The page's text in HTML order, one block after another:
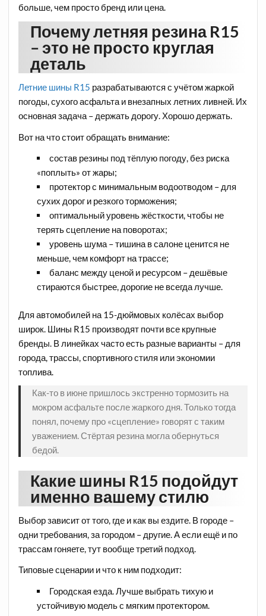
больше, чем просто бренд или цена.
Почему летняя резина R15
– это не просто круглая
деталь
Летние шины R15 разрабатываются с учётом жаркой
погоды, сухого асфальта и внезапных летних ливней. Их
основная задача – держать дорогу. Хорошо держать.
Вот на что стоит обращать внимание:
состав резины под тёплую погоду, без риска
«поплыть» от жары;
протектор с минимальным водоотводом – для
сухих дорог и резкого торможения;
оптимальный уровень жёсткости, чтобы не
терять сцепление на поворотах;
уровень шума – тишина в салоне ценится не
меньше, чем комфорт на трассе;
баланс между ценой и ресурсом – дешёвые
стираются быстрее, дорогие не всегда лучше.
Для автомобилей на 15-дюймовых колёсах выбор
широк. Шины R15 производят почти все крупные
бренды. В линейках часто есть разные варианты – для
города, трассы, спортивного стиля или экономии
топлива.
Как-то в июне пришлось экстренно тормозить на
мокром асфальте после жаркого дня. Только тогда
понял, почему про «сцепление» говорят с таким
уважением. Стёртая резина могла обернуться
бедой.
Какие шины R15 подойдут
именно вашему стилю
Выбор зависит от того, где и как вы ездите. В городе –
одни требования, за городом – другие. А если ещё и по
трассам гоняете, тут вообще третий подход.
Типовые сценарии и что к ним подходит:
Городская езда. Лучше выбрать тихую и
устойчивую модель с мягким протектором.